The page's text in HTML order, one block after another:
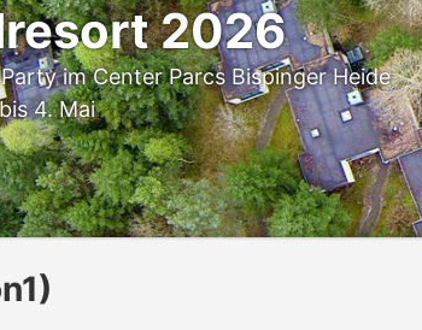
2026
im Center Parcs Bispinger Heide
4. Mai